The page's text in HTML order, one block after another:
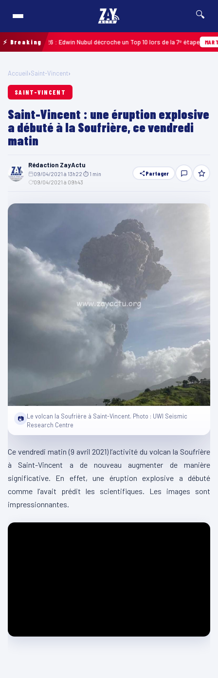
🔍
⚡ Breaking
2026 : Edwin Nubul décroche un Top 10 lors de la 7ᵉ étape
Accueil›Saint-Vincent›
SAINT-VINCENT
Saint-Vincent : une éruption explosive
a débuté à la Soufrière, ce vendredi
matin
Rédaction ZayActu
09/04/2021 à 13h22 ⏱ 1 min
09/04/2021 à 09h43
Partager
📷 Le volcan la Soufrière à Saint-Vincent. Photo : UWI Seismic
Research Centre
Ce vendredi matin (9 avril 2021) l’activité du volcan la Soufrière
à Saint-Vincent a de nouveau augmenter de manière
significative. En effet, une éruption explosive a débuté
comme l’avait prédit les scientifiques. Les images sont
impressionnantes.